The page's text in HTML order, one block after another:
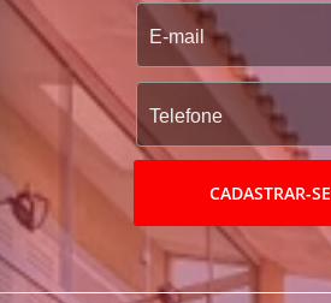
CADASTRAR-SE